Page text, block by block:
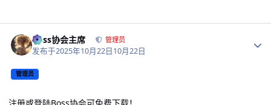
Boss协会主席 管理员
发布于2025年10月22日10月22日
管理员